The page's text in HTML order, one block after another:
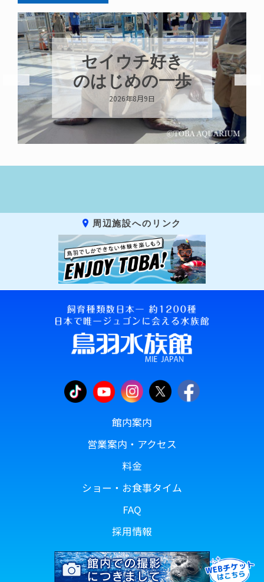
セイウチ好き
のはじめの一歩
2026年8月9日
周辺施設へのリンク
館内案内
営業案内・アクセス
料金
ショー・お食事タイム
FAQ
採用情報